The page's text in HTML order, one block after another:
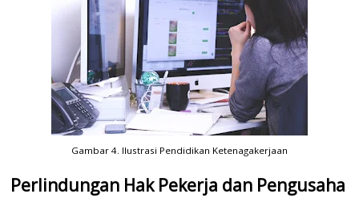
Gambar 4. Ilustrasi Pendidikan Ketenagakerjaan
Perlindungan Hak Pekerja dan Pengusaha